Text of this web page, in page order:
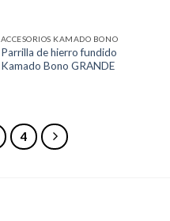
ACCESORIOS KAMADO BONO
Parrilla de hierro fundido
Kamado Bono GRANDE
4